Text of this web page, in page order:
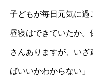
子どもが毎日元気に過
昼寝はできていたか。
さんありますが、い
ばいいかわからない